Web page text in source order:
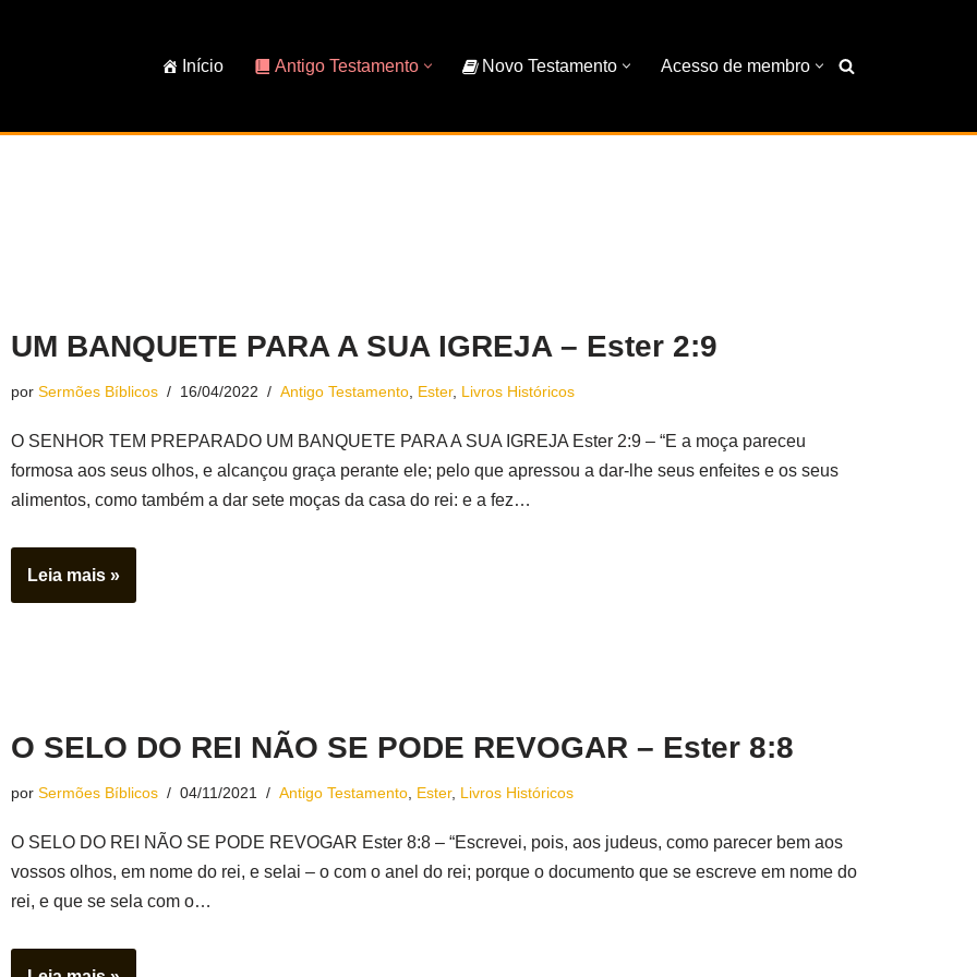
Início Antigo Testamento Novo Testamento Acesso de membro
UM BANQUETE PARA A SUA IGREJA – Ester 2:9
por Sermões Bíblicos 16/04/2022 Antigo Testamento Ester, Livros Históricos
O SENHOR TEM PREPARADO UM BANQUETE PARA A SUA IGREJA Ester 2:9 – “E a moça pareceu
formosa aos seus olhos, e alcançou graça perante ele; pelo que apressou a dar-lhe seus enfeites e os seus
alimentos, como também a dar sete moças da casa do rei: e a fez…
Leia mais »
O SELO DO REI NÃO SE PODE REVOGAR – Ester 8:8
por Sermões Bíblicos 04/11/2021 Antigo Testamento Ester, Livros Históricos
O SELO DO REI NÃO SE PODE REVOGAR Ester 8:8 – “Escrevei, pois, aos judeus, como parecer bem aos
vossos olhos, em nome do rei, e selai – o com o anel do rei; porque o documento que se escreve em nome do
rei, e que se sela com o…